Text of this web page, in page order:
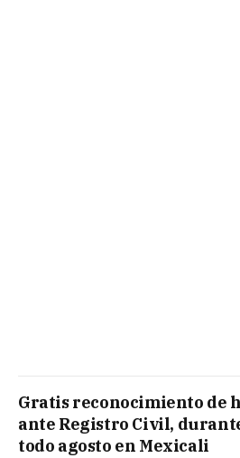
Gratis reconocimiento de
ante Registro Civil,
todo agosto en Mexicali